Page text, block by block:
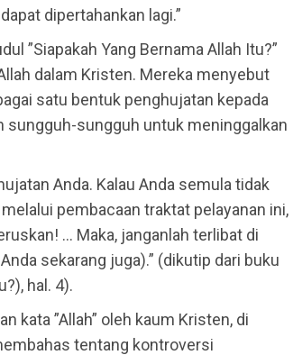
dipertahankan lagi.”
”Siapakah Yang Bernama Allah Itu?”
dalam Kristen. Mereka menyebut
satu bentuk penghujatan kepada
sungguh-sungguh untuk meninggalkan
Anda. Kalau Anda semula tidak
pembacaan traktat pelayanan ini,
… Maka, janganlah terlibat di
sekarang juga).” (dikutip dari buku
hal. 4).
kata ”Allah” oleh kaum Kristen, di
tentang kontroversi